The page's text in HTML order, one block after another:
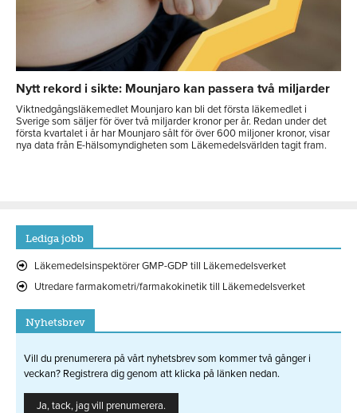
Nytt rekord i sikte: Mounjaro kan passera två miljarder
Viktnedgångsläkemedlet Mounjaro kan bli det första läkemedlet i
Sverige som säljer för över två miljarder kronor per år. Redan under det
första kvartalet i år har Mounjaro sålt för över 600 miljoner kronor, visar
nya data från E-hälsomyndigheten som Läkemedelsvärlden tagit fram.
Lediga jobb
Läkemedelsinspektörer GMP-GDP till Läkemedelsverket
Utredare farmakometri/farmakokinetik till Läkemedelsverket
Nyhetsbrev
Vill du prenumerera på vårt nyhetsbrev som kommer två gånger i
veckan? Registrera dig genom att klicka på länken nedan.
Ja, tack, jag vill prenumerera.